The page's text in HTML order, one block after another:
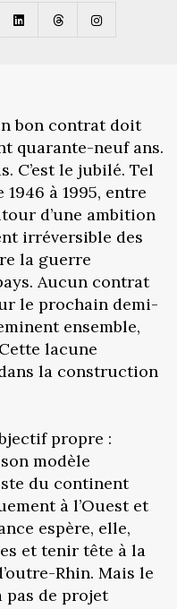
bon contrat doit
quarante-neuf ans.
C’est le jubilé. Tel
à 1995, entre
d’une ambition
irréversible des
la guerre
Aucun contrat
le prochain demi-
ensemble,
lacune
la construction
propre :
modèle
du continent
à l’Ouest et
espère, elle,
et tenir tête à la
Rhin. Mais le
pas de projet